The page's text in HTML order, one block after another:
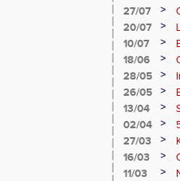
27/07 >
20/07 >
10/07 >
18/06
>
28/05
>
26/05
>
13/04
>
02/04
>
27/03
>
16/03 >
11/03
>